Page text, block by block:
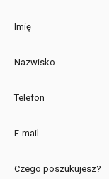
Imię
Nazwisko
Telefon
E-mail
Czego poszukujesz?